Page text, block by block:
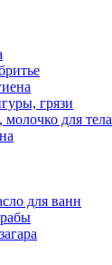
грязи
для тела
для ванн